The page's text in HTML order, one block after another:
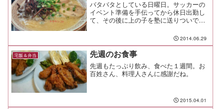
バタバタとしている日曜日。サッカーの
イベント準備を手伝ってから休日出勤し
て、その後に上の子を塾に送りついでに
旨いな。替玉は2玉まで無料なんだけど、
頑張っても1つが限界。 1回だけスープ
追加が可能なのは裏技...
2014.06.29
宅飯＆弁当 先週のお食事
先週もたっぷり飲み、食べた１週間。お
百姓さん、料理人さんに感謝だね。
2015.04.01